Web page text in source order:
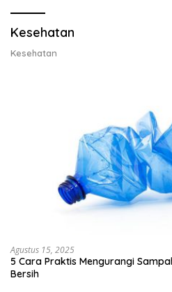
Kesehatan
Kesehatan
Agustus 15, 2025
5 Cara Praktis Mengurangi
Bersih